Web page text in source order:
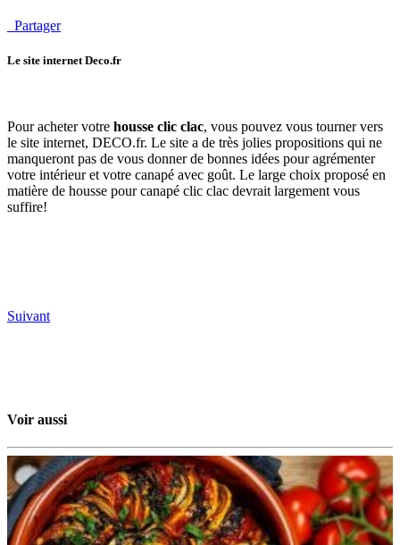
Partager
Le site internet Deco.fr
Pour acheter votre housse clic clac, vous pouvez vous tourner vers
le site internet, DECO.fr. Le site a de très jolies propositions qui ne
manqueront pas de vous donner de bonnes idées pour agrémenter
votre intérieur et votre canapé avec goût. Le large choix proposé en
matière de housse pour canapé clic clac devrait largement vous
suffire!
Suivant
Voir aussi